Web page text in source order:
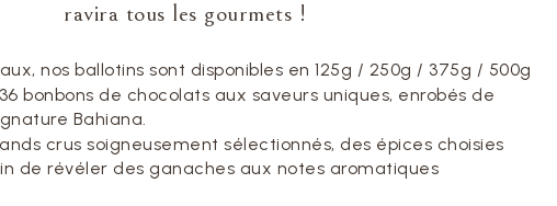
ravira tous les gourmets !
nos ballotins sont disponibles en 125g / 250g / 375g / 500g
bonbons de chocolats aux saveurs uniques, enrobés de
Bahiana.
crus soigneusement sélectionnés, des épices choisies
de révéler des ganaches aux notes aromatiques